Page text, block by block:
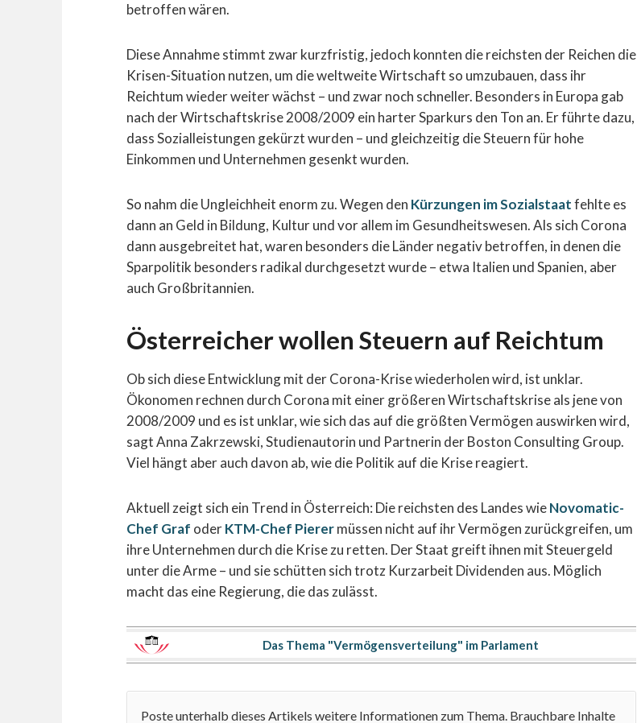
betroffen wären.
Diese Annahme stimmt zwar kurzfristig, jedoch konnten die reichsten der Reichen die
Krisen-Situation nutzen, um die weltweite Wirtschaft so umzubauen, dass ihr
Reichtum wieder weiter wächst – und zwar noch schneller. Besonders in Europa gab
nach der Wirtschaftskrise 2008/2009 ein harter Sparkurs den Ton an. Er führte dazu,
dass Sozialleistungen gekürzt wurden – und gleichzeitig die Steuern für hohe
Einkommen und Unternehmen gesenkt wurden.
So nahm die Ungleichheit enorm zu. Wegen den Kürzungen im Sozialstaatfehlte es
dann an Geld in Bildung, Kultur und vor allem im Gesundheitswesen. Als sich Corona
dann ausgebreitet hat, waren besonders die Länder negativ betroffen, in denen die
Sparpolitik besonders radikal durchgesetzt wurde – etwa Italien und Spanien, aber
auch Großbritannien.
Österreicher wollen Steuern auf Reichtum
Ob sich diese Entwicklung mit der Corona-Krise wiederholen wird, ist unklar.
Ökonomen rechnen durch Corona mit einer größeren Wirtschaftskrise als jene von
2008/2009 und es ist unklar, wie sich das auf die größten Vermögen auswirken wird,
sagt Anna Zakrzewski, Studienautorin und Partnerin der Boston Consulting Group.
Viel hängt aber auch davon ab, wie die Politik auf die Krise reagiert.
Aktuell zeigt sich ein Trend in Österreich: Die reichsten des Landes wieNovomatic-
Chef Graf oderKTM-Chef Pierermüssen nicht auf ihr Vermögen zurückgreifen, um
ihre Unternehmen durch die Krise zu retten. Der Staat greift ihnen mit Steuergeld
unter die Arme – und sie schütten sich trotz Kurzarbeit Dividenden aus. Möglich
macht das eine Regierung, die das zulässt.
Das Thema "Vermögensverteilung" im Parlament
Poste unterhalb dieses Artikels weitere Informationen zum Thema. Brauchbare Inhalte